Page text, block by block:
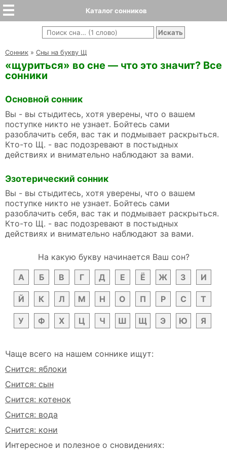
Каталог сонников
Cонник » Сны на букву Щ
«щуриться» во сне — что это значит? Все
сонники
Основной сонник
Вы - вы стыдитесь, хотя уверены, что о вашем
поступке никто не узнает. Бойтесь сами
разоблачить себя, вас так и подмывает раскрыться.
Кто-то Щ. - вас подозревают в постыдных
действиях и внимательно наблюдают за вами.
Эзотерический сонник
Вы - вы стыдитесь, хотя уверены, что о вашем
поступке никто не узнает. Бойтесь сами
разоблачить себя, вас так и подмывает раскрыться.
Кто-то Щ. - вас подозревают в постыдных
действиях и внимательно наблюдают за вами.
На какую букву начинается Ваш сон?
А
Б В Г Д Е Ё Ж З И
Й К Л М Н О П Р С Т
У Ф Х Ц Ч Ш Щ Э Ю Я
Чаще всего на нашем соннике ищут:
Снится: яблоки
Снится: сын
Снится: котенок
Снится: вода
Снится: кони
Интересное и полезное о сновидениях: